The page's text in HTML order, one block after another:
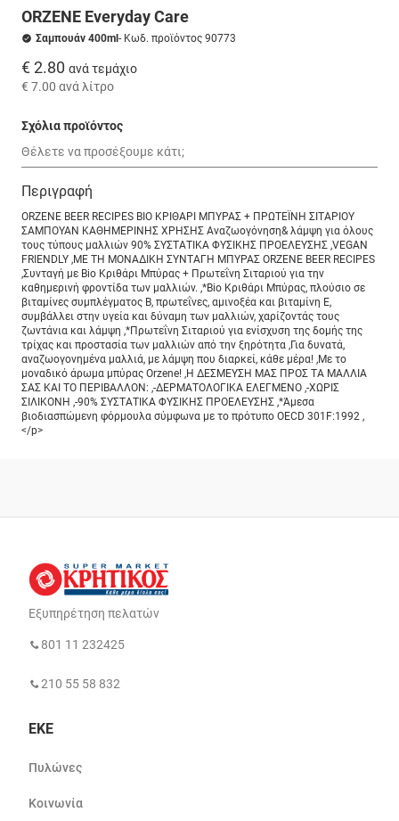
ORZENE Everyday Care
Σαμπουάν 400ml - Κωδ. προϊόντος 90773
€ 2.80 ανά τεμάχιο
€ 7.00 ανά λίτρο
Σχόλια προϊόντος
Περιγραφή
ORZENE BEER RECIPES ΒΙΟ ΚΡΙΘΑΡΙ ΜΠΥΡΑΣ + ΠΡΩΤΕΪΝΗ ΣΙΤΑΡΙΟΥ
ΣΑΜΠΟΥΑΝ ΚΑΘΗΜΕΡΙΝΗΣ ΧΡΗΣΗΣ Αναζωογόνηση& λάμψη για όλους
τους τύπους μαλλιών 90% ΣΥΣΤΑΤΙΚΑ ΦΥΣΙΚΗΣ ΠΡΟΕΛΕΥΣΗΣ ,VEGAN
FRIENDLY ,ΜΕ ΤΗ ΜΟΝΑΔΙΚΗ ΣΥΝΤΑΓΗ ΜΠΥΡΑΣ ORZENE BEER RECIPES
,Συνταγή με Bio Κριθάρι Μπύρας + Πρωτεΐνη Σιταριού για την
καθημερινή φροντίδα των μαλλιών. ,*Bio Κριθάρι Μπύρας, πλούσιο σε
βιταμίνες συμπλέγματος Β, πρωτεΐνες, αμινοξέα και βιταμίνη Ε,
συμβάλλει στην υγεία και δύναμη των μαλλιών, χαρίζοντάς τους
ζωντάνια και λάμψη ,*Πρωτεΐνη Σιταριού για ενίσχυση της δομής της
τρίχας και προστασία των μαλλιών από την ξηρότητα ,Για δυνατά,
αναζωογονημένα μαλλιά, με λάμψη που διαρκεί, κάθε μέρα! ,Με το
μοναδικό άρωμα μπύρας Orzene! ,Η ΔΕΣΜΕΥΣΗ ΜΑΣ ΠΡΟΣ ΤΑ ΜΑΛΛΙΑ
ΣΑΣ ΚΑΙ ΤΟ ΠΕΡΙΒΑΛΛΟΝ: ,-ΔΕΡΜΑΤΟΛΟΓΙΚΑ ΕΛΕΓΜΕΝΟ ,-ΧΩΡΙΣ
ΣΙΛΙΚΟΝΗ ,-90% ΣΥΣΤΑΤΙΚΑ ΦΥΣΙΚΗΣ ΠΡΟΕΛΕΥΣΗΣ ,*Άμεσα
βιοδιασπώμενη φόρμουλα σύμφωνα με το πρότυπο OECD 301F:1992 ,
</p>
Εξυπηρέτηση πελατών
801 11 232425
210 55 58 832
ΕΚΕ
Πυλώνες
Κοινωνία